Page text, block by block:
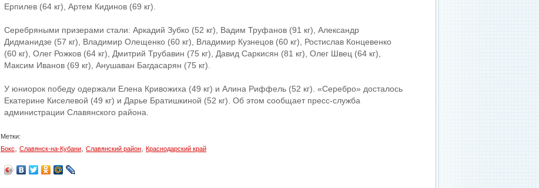
Ерпилев (64 кг), Артем Кидинов (69 кг).
Серебряными призерами стали: Аркадий Зубко (52 кг), Вадим Труфанов (91 кг), Александр
Дидманидзе (57 кг), Владимир Олещенко (60 кг), Владимир Кузнецов (60 кг), Ростислав Концевенко
(60 кг), Олег Рожков (64 кг), Дмитрий Трубавин (75 кг), Давид Саркисян (81 кг), Олег Швец (64 кг),
Максим Иванов (69 кг), Анушаван Багдасарян (75 кг).
У юниорок победу одержали Елена Кривожиха (49 кг) и Алина Риффель (52 кг). «Серебро» досталось
Екатерине Киселевой (49 кг) и Дарье Братишкиной (52 кг). Об этом сообщает пресс-служба
администрации Славянского района.
Метки:
Бокс
Славянск-на-Кубани Славянский район Краснодарский край